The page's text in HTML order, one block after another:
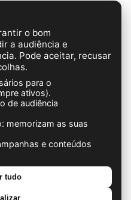
dados
de Venda
FRANÇAISE
o bom
a audiência e
Pode aceitar, recusar
para o
ativos).
de audiência
memorizam as suas
e conteúdos
tudo